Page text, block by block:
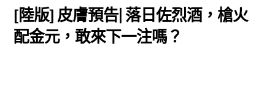
[陸版] 皮膚預告| 落日佐烈酒，槍火
配金元，敢來下一注嗎？